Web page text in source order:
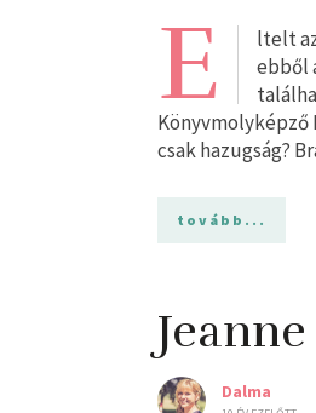
E ltelt
ebből
Könyvmolyképző
csak hazugság?
tovább...
Dalma